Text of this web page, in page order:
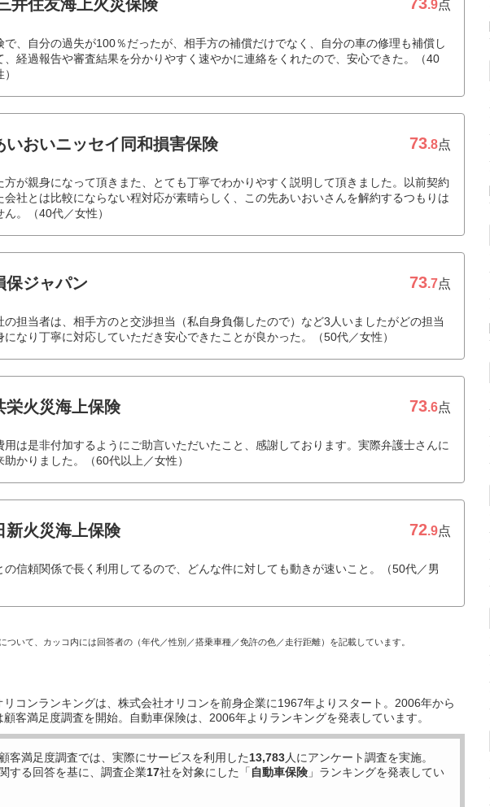
井住友海上火災保険 .9点
で、自分の過失が100％だったが、相手方の補償だけでなく、自分の車の修理も補償し
、経過報告や審査結果を分かりやすく速やかに連絡をくれたので、安心できた。（40
いおいニッセイ同和損害保険 73.8点
方が親身になって頂きまた、とても丁寧でわかりやすく説明して頂きました。以前契約
会社とは比較にならない程対応が素晴らしく、この先あいおいさんを解約するつもりは
ん。（40代／女性）
保ジャパン 73.7点
の担当者は、相手方のと交渉担当（私自身負傷したので）など3人いましたがどの担当
になり丁寧に対応していただき安心できたことが良かった。（50代／女性）
栄火災海上保険 73.6点
用は是非付加するようにご助言いただいたこと、感謝しております。実際弁護士さんに
助かりました。（60代以上／女性）
新火災海上保険 72.9点
の信頼関係で長く利用してるので、どんな件に対しても動きが速いこと。（50代／男
ついて、カッコ内には回答者の（年代／性別／搭乗車種／免許の色／走行距離）を記載しています。
リコンランキングは、株式会社オリコンを前身企業に1967年よりスタート。2006年から
顧客満足度調査を開始。自動車保険は、2006年よりランキングを発表しています。
客満足度調査では、実際にサービスを利用した13,783人にアンケート調査を実施。
する回答を基に、調査企業17社を対象にした「 自動車保険 」ランキングを発表してい